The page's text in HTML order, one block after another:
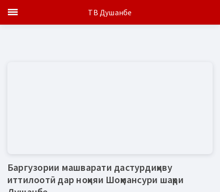
Баргузории машварати дастурдиҳиву
иттилоотӣ дар ноҳияи Шоҳмансури шаҳри
ТВ Душанбе